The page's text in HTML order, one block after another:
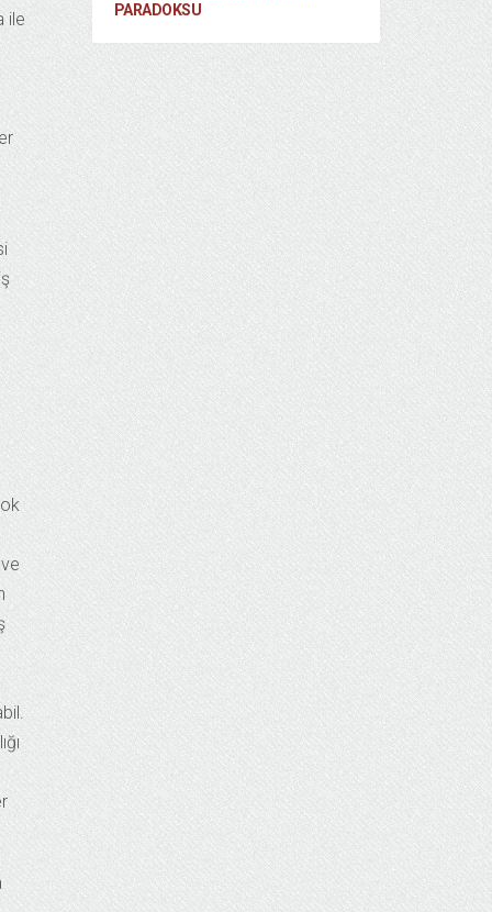
ile
PARADOKSU